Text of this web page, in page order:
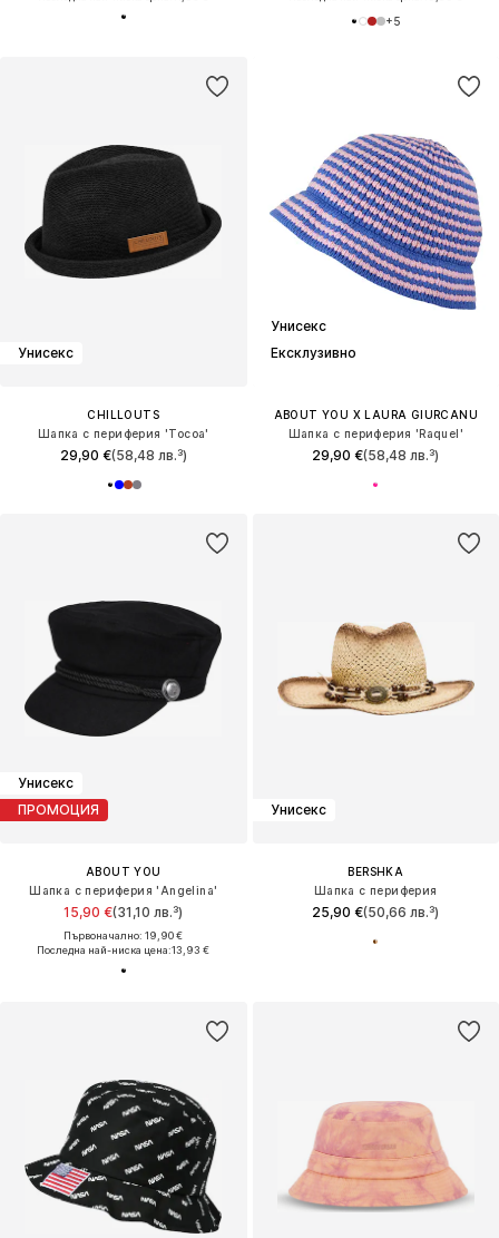
+5
Унисекс
CHILLOUTS
Шапка с периферия 'Tocoa'
29,90 €(58,48 лв.³)
Унисекс
Ексклузивно
ABOUT YOU X LAURA GIURCANU
Шапка с периферия 'Raquel'
29,90 €(58,48 лв.³)
Унисекс
ПРОМОЦИЯ
ABOUT YOU
Шапка с периферия 'Angelina'
15,90 €(31,10 лв.³)
Първоначално: 19,90 €
Последна най-ниска цена:13,93 €
Унисекс
BERSHKA
Шапка с периферия
25,90 €(50,66 лв.³)